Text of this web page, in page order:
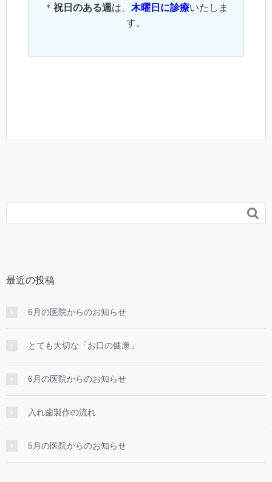
＊ 祝日のある週 は、 木曜日に診療いたしま
す。

最近の投稿
6月の医院からのお知らせ
とても大切な「お口の健康」
6月の医院からのお知らせ
入れ⻭製作の流れ
5月の医院からのお知らせ